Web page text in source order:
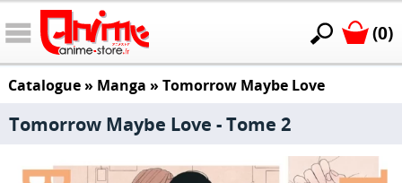
(0)
Catalogue» Manga » Tomorrow Maybe Love
Tomorrow Maybe Love - Tome 2